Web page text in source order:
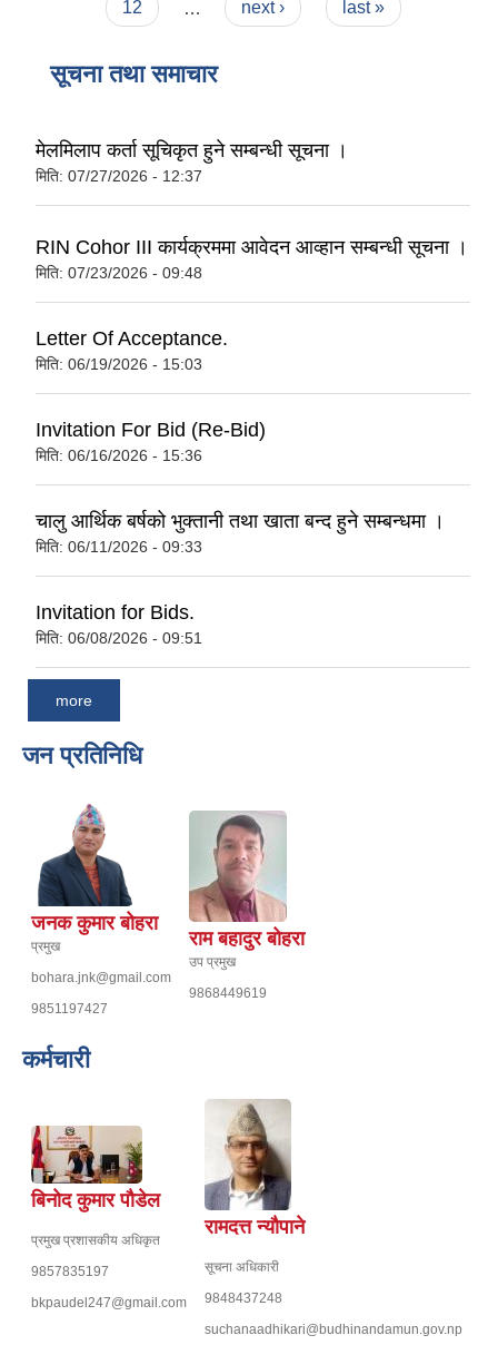
12
next › last »
सूचना तथा समाचार
मेलमिलाप कर्ता सूचिकृत हुने सम्बन्धी सूचना ।
मिति: 07/27/2026 - 12:37
RIN Cohor III कार्यक्रममा आवेदन आव्हान सम्बन्धी सूचना ।
मिति: 07/23/2026 - 09:48
Letter Of Acceptance.
मिति: 06/19/2026 - 15:03
Invitation For Bid (Re-Bid)
मिति: 06/16/2026 - 15:36
चालु आर्थिक बर्षको भुक्तानी तथा खाता बन्द हुने सम्बन्धमा ।
मिति: 06/11/2026 - 09:33
Invitation for Bids.
मिति: 06/08/2026 - 09:51
more
जन प्रतिनिधि
जनक कुमार बोहरा
प्रमुख
bohara.jnk@gmail.com
9851197427
राम बहादुर बोहरा
उप प्रमुख
9868449619
कर्मचारी
बिनोद कुमार पौडेल
प्रमुख प्रशासकीय अधिकृत
9857835197
bkpaudel247@gmail.com
रामदत्त न्यौपाने
सूचना अधिकारी
9848437248
suchanaadhikari@budhinandamun.gov.np